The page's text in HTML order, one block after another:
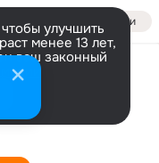
Войти
улучшить
менее 13 лет,
ваш законный